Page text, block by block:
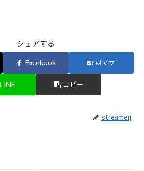
シェアする
Facebook はてブ
LINE コピー
streamerj